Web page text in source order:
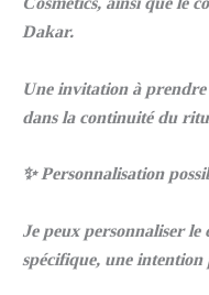
Dakar.
Une invitation à prendre
dans la continuité du
✨ Personnalisation
Je peux personnaliser le
spécifique, une